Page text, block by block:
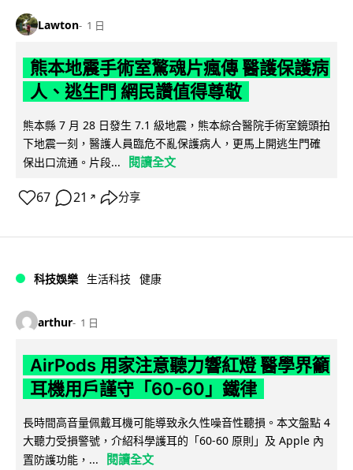
Lawton 1 日
熊本地震手術室驚魂片瘋傳 醫護保護病
人、逃生門 網民讚值得尊敬
熊本縣 7 月 28 日發生 7.1 級地震，熊本綜合醫院手術室鏡頭拍
下地震一刻，醫護人員臨危不亂保護病人，更馬上開逃生門確
保出口流通。片段...
閱讀全文
67 21 ↗ 分享
科技娛樂 生活科技 健康
arthur 1 日
AirPods 用家注意聽力響紅燈 醫學界籲
耳機用戶謹守「60-60」鐵律
長時間高音量佩戴耳機可能導致永久性噪音性聽損。本文盤點 4
大聽力受損警號，介紹科學護耳的「60-60 原則」及 Apple 內
置防護功能，...
閱讀全文